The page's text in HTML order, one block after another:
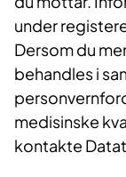
under
Dersom du
behandles i
medisinske
kontakte